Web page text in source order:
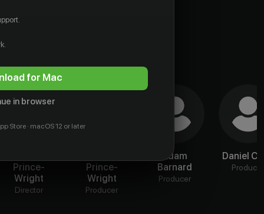
Prince-
Wright
Director
Prince-
Wright
Producer
Adam
Barnard
Producer
Daniel
Producer
for Mac
in browser
Store · macOS 12 or later